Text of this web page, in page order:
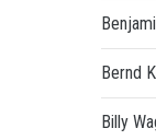
Bernd
Billy